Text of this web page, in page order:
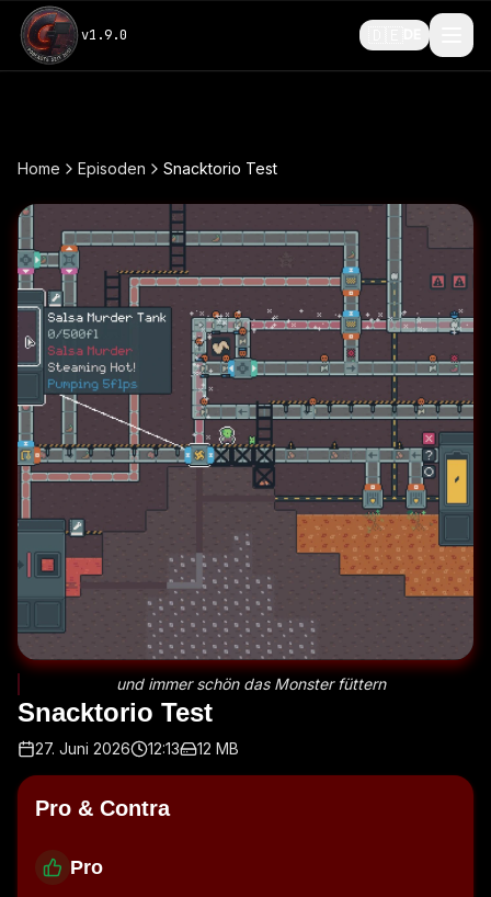
v1.9.0
Home Episoden Snacktorio Test
und immer schön das Monster füttern
Snacktorio Test
27. Juni 2026 12:13 12 MB
Pro & Contra
Pro